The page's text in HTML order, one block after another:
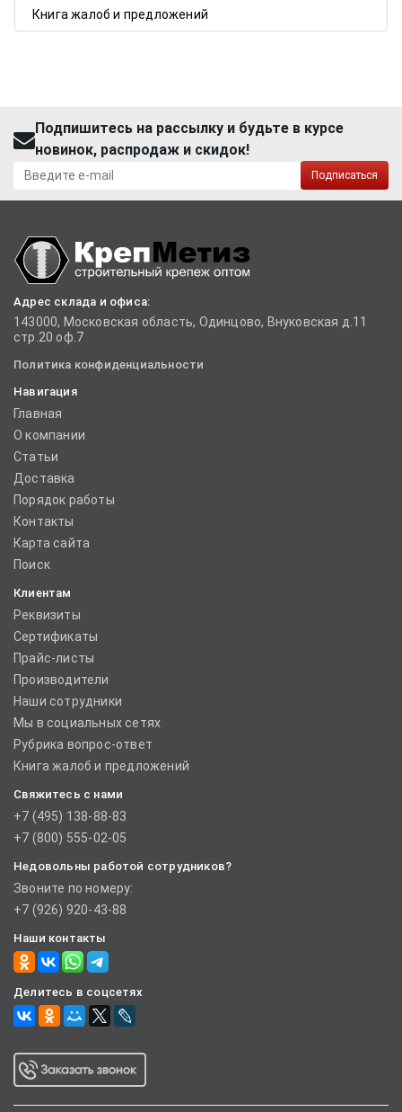
Книга жалоб и предложений
Подпишитесь на рассылку и будьте в курсе
новинок, распродаж и скидок!
Подписаться
Адрес склада и офиса:
143000, Московская область, Одинцово, Внуковская д.11
стр.20 оф.7
Политика конфиденциальности
Навигация
Главная
О компании
Статьи
Доставка
Порядок работы
Контакты
Карта сайта
Поиск
Клиентам
Реквизиты
Сертификаты
Прайс-листы
Производители
Наши сотрудники
Мы в социальных сетях
Рубрика вопрос-ответ
Книга жалоб и предложений
Свяжитесь с нами
+7 (495) 138-88-83
+7 (800) 555-02-05
Недовольны работой сотрудников?
Звоните по номеру:
+7 (926) 920-43-88
Наши контакты
Делитесь в соцсетях